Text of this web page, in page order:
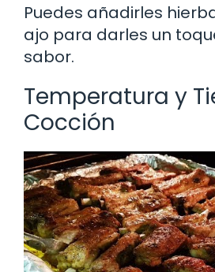
Puedes añadirles
ajo para darles un
sabor.
Temperatura y
Cocción